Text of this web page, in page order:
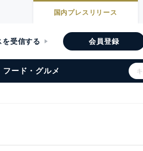
国内プレスリリース
を受信する 会員登録
フード・グルメ